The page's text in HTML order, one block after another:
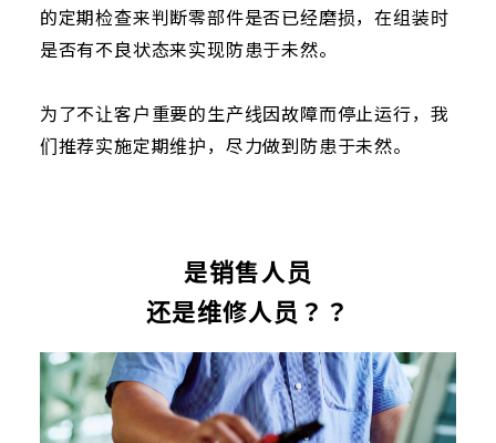
的定期检查来判断零部件是否已经磨损，在组装时
是否有不良状态来实现防患于未然。
为了不让客户重要的生产线因故障而停止运行，我
们推荐实施定期维护，尽力做到防患于未然。
是销售人员
还是维修人员？？